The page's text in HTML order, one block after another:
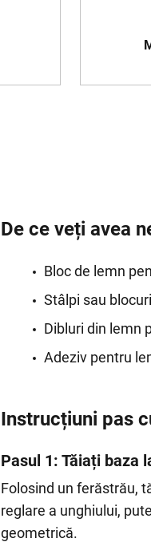
De ce veți avea
Bloc de lemn
Stâlpi sau
Dibluri din lemn
Adeziv pentru
Instrucțiuni pas
Pasul 1: Tăiați baza
Folosind un ferăstrău,
reglare a unghiului,
geometrică.